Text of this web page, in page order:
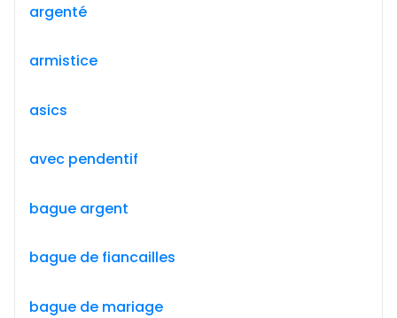
argenté
armistice
asics
avec pendentif
bague argent
bague de fiancailles
bague de mariage